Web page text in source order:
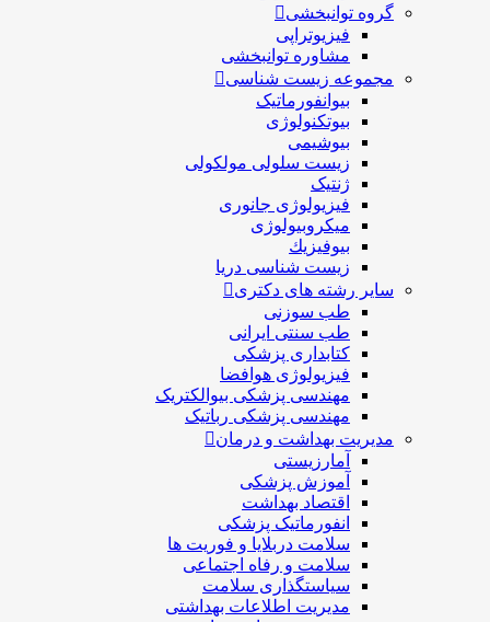
گروه توانبخشی
فیزیوتراپی
مشاوره توانبخشی
مجموعه زیست شناسی
بیوانفورماتیک
بیوتکنولوژی
بیوشیمی
زیست سلولی مولکولی
ژنتیک
فیزیولوژی جانوری
میکروبیولوژی
بيوفيزيك
زیست شناسی دریا
سایر رشته های دکتری
طب سوزنی
طب سنتی ایرانی
کتابداری پزشکی
فیزیولوژی هوافضا
مهندسی پزشکی بیوالکتریک
مهندسی پزشکی رباتیک
مدیریت بهداشت و درمان
آمارزیستی
آموزش پزشکی
اقتصاد بهداشت
انفورماتیک پزشکی
سلامت دربلايا و فوريت ها
سلامت و رفاه اجتماعی
سیاستگذاری سلامت
مدیریت اطلاعات بهداشتی